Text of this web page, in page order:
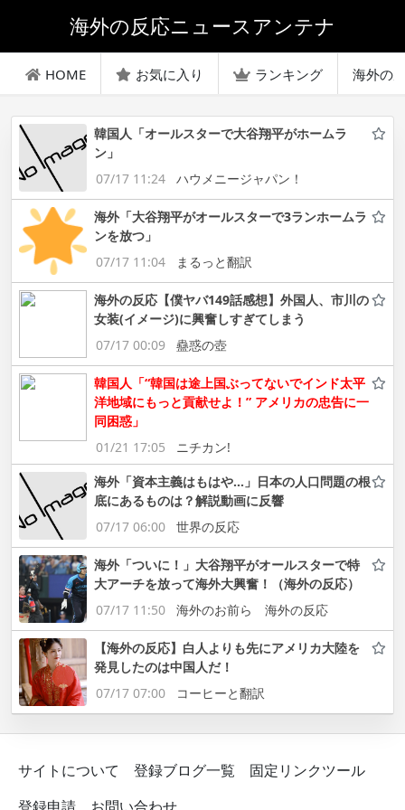
海外の反応ニュースアンテナ
HOME お気に入り ランキング 海外の
韓国人「オールスターで大谷翔平がホームラ
ン」
07/17 11:24
ハウメニージャパン！
海外「大谷翔平がオールスターで3ランホームラ
ンを放つ」
07/17 11:04
まるっと翻訳
海外の反応【僕ヤバ149話感想】外国人、市川の
女装(イメージ)に興奮しすぎてしまう
07/17 00:09
蠱惑の壺
韓国人「“韓国は途上国ぶってないでインド太平
洋地域にもっと貢献せよ！” アメリカの忠告に一
同困惑」
01/21 17:05
ニチカン!
海外「資本主義はもはや…」日本の人口問題の根
底にあるものは？解説動画に反響
07/17 06:00
世界の反応
海外「ついに！」大谷翔平がオールスターで特
大アーチを放って海外大興奮！（海外の反応）
07/17 11:50
海外のお前ら 海外の反応
【海外の反応】白人よりも先にアメリカ大陸を
発見したのは中国人だ！
07/17 07:00
コーヒーと翻訳
サイトについて 登録ブログ一覧
固定リンクツール